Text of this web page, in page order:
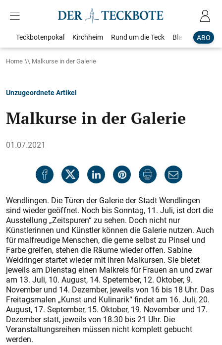
ABO
Teckbotenpokal Kirchheim Rund um die Teck Blaulicht
Home Malkurse in der Galerie
Unzugeordnete Artikel
Malkurse in der Galerie
01.07.2021
Wendlingen. Die Türen der Galerie der Stadt Wendlingen
sind wieder geöffnet. Noch bis Sonntag, 11. Juli, ist dort die
Ausstellung „Zeitspuren“ zu sehen. Doch nicht nur
Künstlerinnen und Künstler können die Galerie nutzen. Auch
für malfreudige Menschen, die gerne selbst zu Pinsel und
Farbe greifen, stehen die Räume wieder offen. Sabine
Weidringer startet wieder mit ihren Malkursen. Sie bietet
jeweils am Dienstag einen Malkreis für Frauen an und zwar
am 13. Juli, 10. August, 14. Spetember, 12. Oktober, 9.
November und 14. Dezember, jeweils von 16 bis 18 Uhr. Das
Freitagsmalen „Kunst und Kulinarik“ findet am 16. Juli, 20.
August, 17. September, 15. Oktober, 19. November und 17.
Dezember statt, jeweils von 18.30 bis 21 Uhr. Die
Veranstaltungsreihen müssen nicht komplett gebucht
werden.